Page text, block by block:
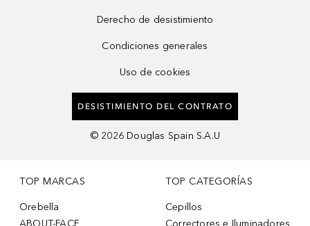
Derecho de desistimiento
Condiciones generales
Uso de cookies
DESISTIMIENTO DEL CONTRATO
© 2026 Douglas Spain S.A.U
TOP MARCAS
Orebella
ABOUT-FACE
TOP CATEGORÍAS
Cepillos
Correctores e Iluminadores